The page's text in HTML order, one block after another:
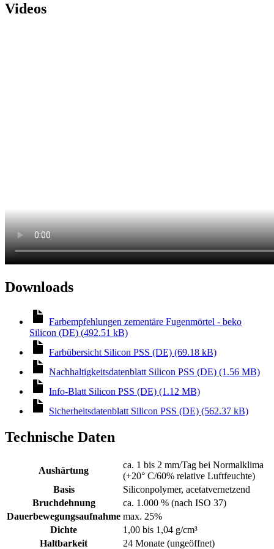
Videos
Downloads
Farbempfehlungen zementäre Fugenmörtel - beko
Silicon (DE) (492.51 kB)
Farbübersicht Silicon PSS (DE) (69.18 kB)
Nachhaltigkeitsdatenblatt Silicon PSS (DE) (1.56 MB)
Info-Blatt Silicon PSS (DE) (1.12 MB)
Sicherheitsdatenblatt Silicon PSS (DE) (562.37 kB)
Technische Daten
Aushärtung
ca. 1 bis 2 mm/Tag bei Normalklima
(+20° C/60% relative Luftfeuchte)
Basis
Siliconpolymer, acetatvernetzend
Bruchdehnung
ca. 1.000 % (nach ISO 37)
Dauerbewegungsaufnahme max. 25%
Dichte
1,00 bis 1,04 g/cm³
Haltbarkeit
24 Monate (ungeöffnet)